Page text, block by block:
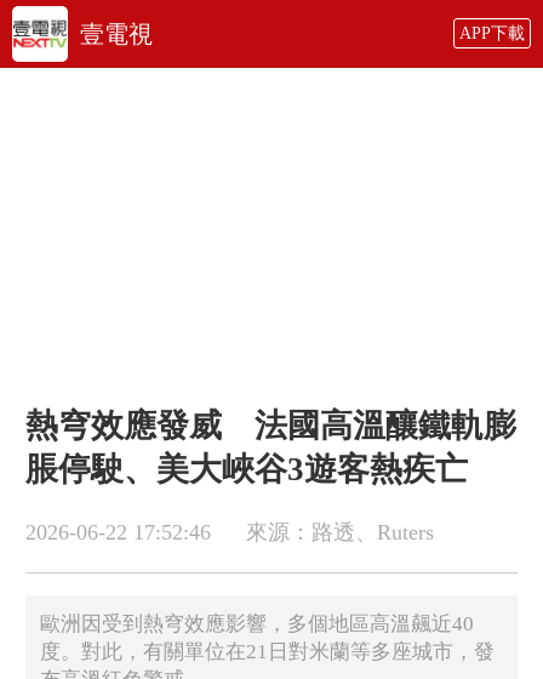
壹電視 APP下載
熱穹效應發威 法國高溫釀鐵軌膨
脹停駛、美大峽谷3遊客熱疾亡
2026-06-22 17:52:46 來源：路透、Ruters
歐洲因受到熱穹效應影響，多個地區高溫飆近40
度。對此，有關單位在21日對米蘭等多座城市，發